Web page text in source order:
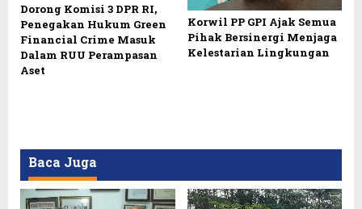
Dorong Komisi 3 DPR RI,
Penegakan Hukum Green
Financial Crime Masuk
Dalam RUU Perampasan
Aset
Korwil PP GPI Ajak Semua
Pihak Bersinergi Menjaga
Kelestarian Lingkungan
Baca Juga